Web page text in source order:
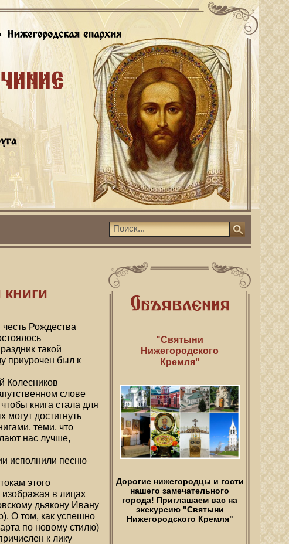
Рождества
такой
приурочен был к
Колесников
слове
книга стала для
достигнуть
теми, что
нас лучше,
исполнили песню
этого
в лицах
дьякону Ивану
О том, как успешно
по новому стилю)
к лику
"Святыни
Нижегородского
Кремля"
Дорогие нижегородцы и гости
нашего замечательного
города! Приглашаем вас на
экскурсию "Святыни
Нижегородского Кремля"